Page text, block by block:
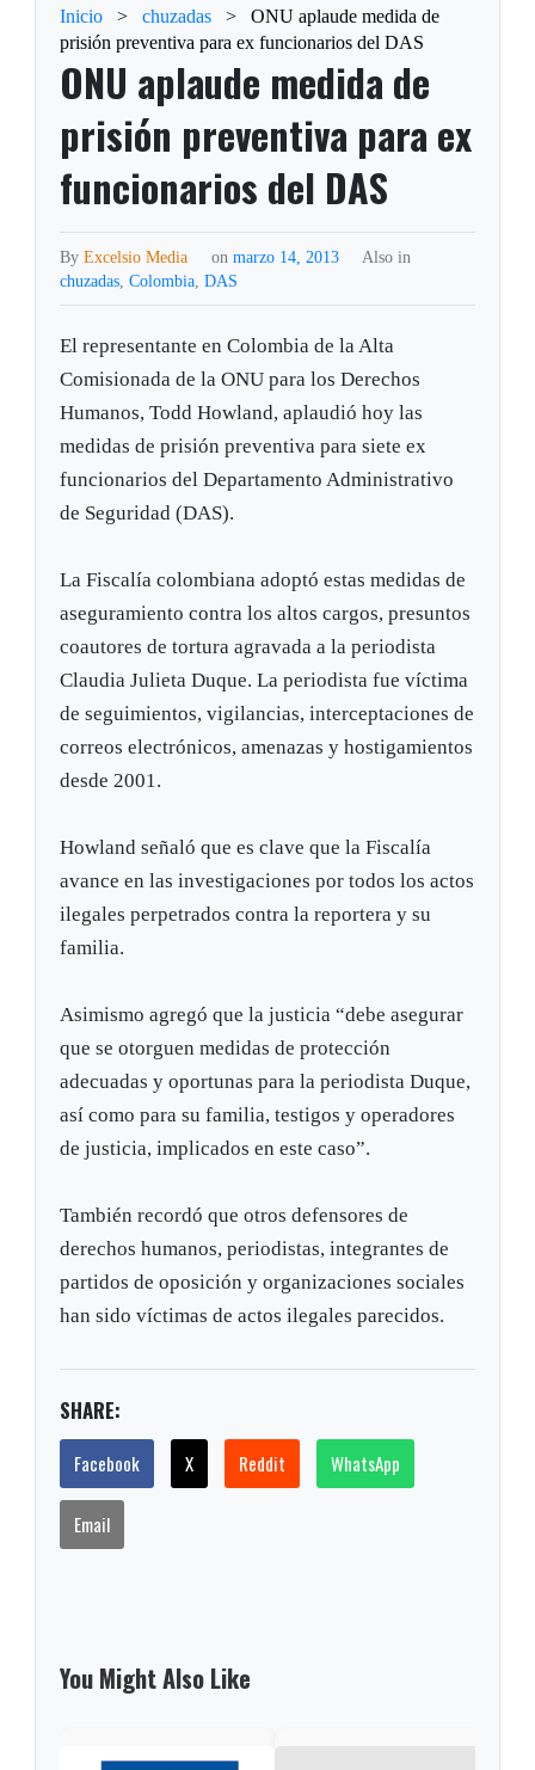
Inicio > chuzadas >
ONU aplaude medida de
prisión preventiva para ex funcionarios del DAS
ONU aplaude medida de
prisión preventiva para ex
funcionarios del DAS
ByExcelsio Media on marzo 14, 2013
Also in
chuzadas,Colombia,DAS
El representante en Colombia de la Alta
Comisionada de la ONU para los Derechos
Humanos, Todd Howland, aplaudió hoy las
medidas de prisión preventiva para siete ex
funcionarios del Departamento Administrativo
de Seguridad (DAS).
La Fiscalía colombiana adoptó estas medidas de
aseguramiento contra los altos cargos, presuntos
coautores de tortura agravada a la periodista
Claudia Julieta Duque. La periodista fue víctima
de seguimientos, vigilancias, interceptaciones de
correos electrónicos, amenazas y hostigamientos
desde 2001.
Howland señaló que es clave que la Fiscalía
avance en las investigaciones por todos los actos
ilegales perpetrados contra la reportera y su
familia.
Asimismo agregó que la justicia “debe asegurar
que se otorguen medidas de protección
adecuadas y oportunas para la periodista Duque,
así como para su familia, testigos y operadores
de justicia, implicados en este caso”.
También recordó que otros defensores de
derechos humanos, periodistas, integrantes de
partidos de oposición y organizaciones sociales
han sido víctimas de actos ilegales parecidos.
SHARE:
Facebook X Reddit WhatsApp
Email
You Might Also Like